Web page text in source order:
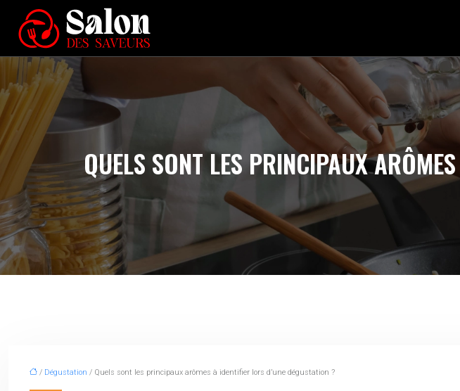
QUELS SONT LES PRINCIPAUX
/ Dégustation / Quels sont les principaux arômes à identifier lors d’une dégustation ?